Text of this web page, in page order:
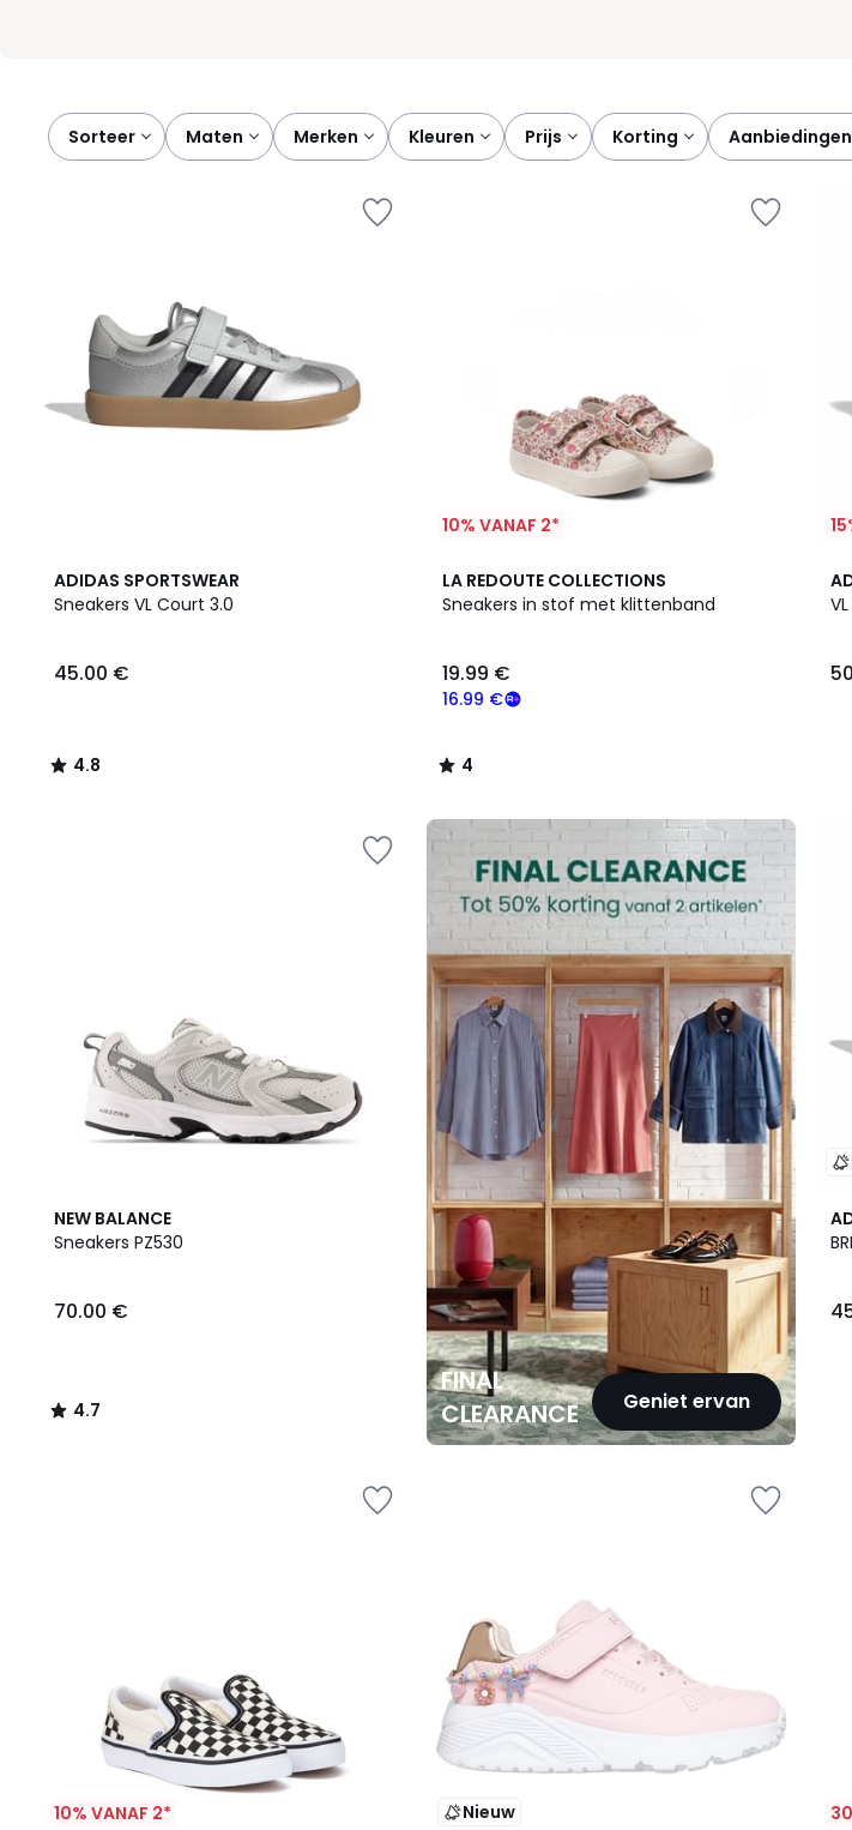
Sorteer
maten merken kleuren prijs korting aanbiedingen
ADIDAS SPORTSWEAR
Sneakers VL Court 3.0
€.
45.00 €
4.8
/ 5
4.8
/
10% VANAF 2*
LA REDOUTE COLLECTIONS
Sneakers in stof met klittenband
16.99 €
19.99 €
4
/
4
/
NEW BALANCE
Sneakers PZ530
70.00 €
4.7
/ 5
4.7
/
FINAL
CLEARANCE
Geniet ervan
FINAL
CLEARANCE
10% VANAF 2* Nieuw